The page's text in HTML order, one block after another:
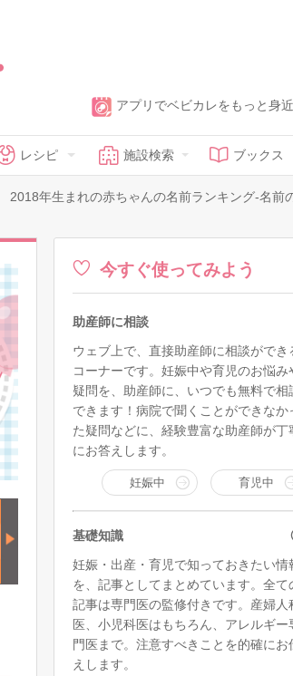
アプリでベビカレをもっと身
レシピ 施設検索 ブックス
2018年生まれの赤ちゃんの名前ランキング-名前
今すぐ使ってみよう
助産師に相談
ウェブ上で、直接助産師に相談ができ
コーナーです。妊娠中や育児のお悩み
疑問を、助産師に、いつでも無料で相
できます！病院で聞くことができなか
た疑問などに、経験豊富な助産師が丁
にお答えします。
妊娠中 育児中
基礎知識
妊娠・出産・育児で知っておきたい情
を、記事としてまとめています。全て
記事は専門医の監修付きです。産婦人
医、小児科医はもちろん、アレルギー
門医まで。注意すべきことを的確にお
えします。